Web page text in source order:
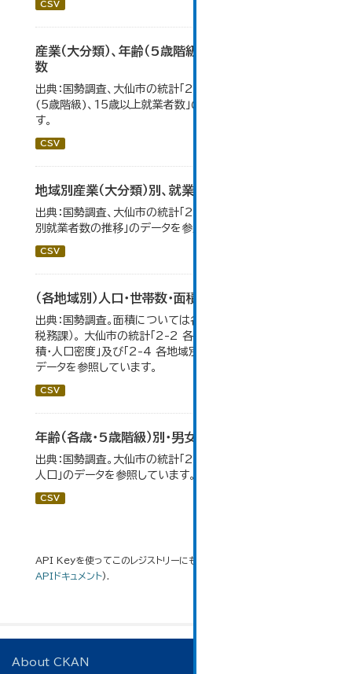
CSV
産業（大分類）、年齢（5歳階級）、15歳以上就業者
数
出典：国勢調査、大仙市の統計「2-7 産業(大分類)、年齢
(5歳階級)、15歳以上就業者数」のデータを参照していま
す。
CSV
地域別産業（大分類）別、就業者数
出典：国勢調査、大仙市の統計「2-8 地域別産業（大分類）
別就業者数の推移」のデータを参照しています。
CSV
（各地域別）人口・世帯数・面積・人口密度
出典：国勢調査。面積については各年１月１日時点（大仙市
税務課）。 大仙市の統計「2-2 各地域別人口・人口増減・面
積・人口密度」及び「2-4 各地域別人口・世帯数の推移」の
データを参照しています。
CSV
年齢（各歳・5歳階級）別・男女別人口
出典：国勢調査。大仙市の統計「2-1 年齢（各歳）別・男女別
人口」のデータを参照しています。
CSV
API Keyを使ってこのレジストリーにもアクセス可能です
APIドキュメント).
About CKAN